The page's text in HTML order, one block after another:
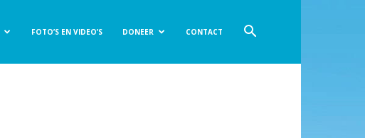
FOTO’S EN VIDEO’S DONEER CONTACT